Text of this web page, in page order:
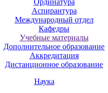
Ординатура
Аспирантура
Международный отдел
Кафедры
Учебные материалы
Дополнительное образование
Аккредитация
Дистанционное образование
Наука